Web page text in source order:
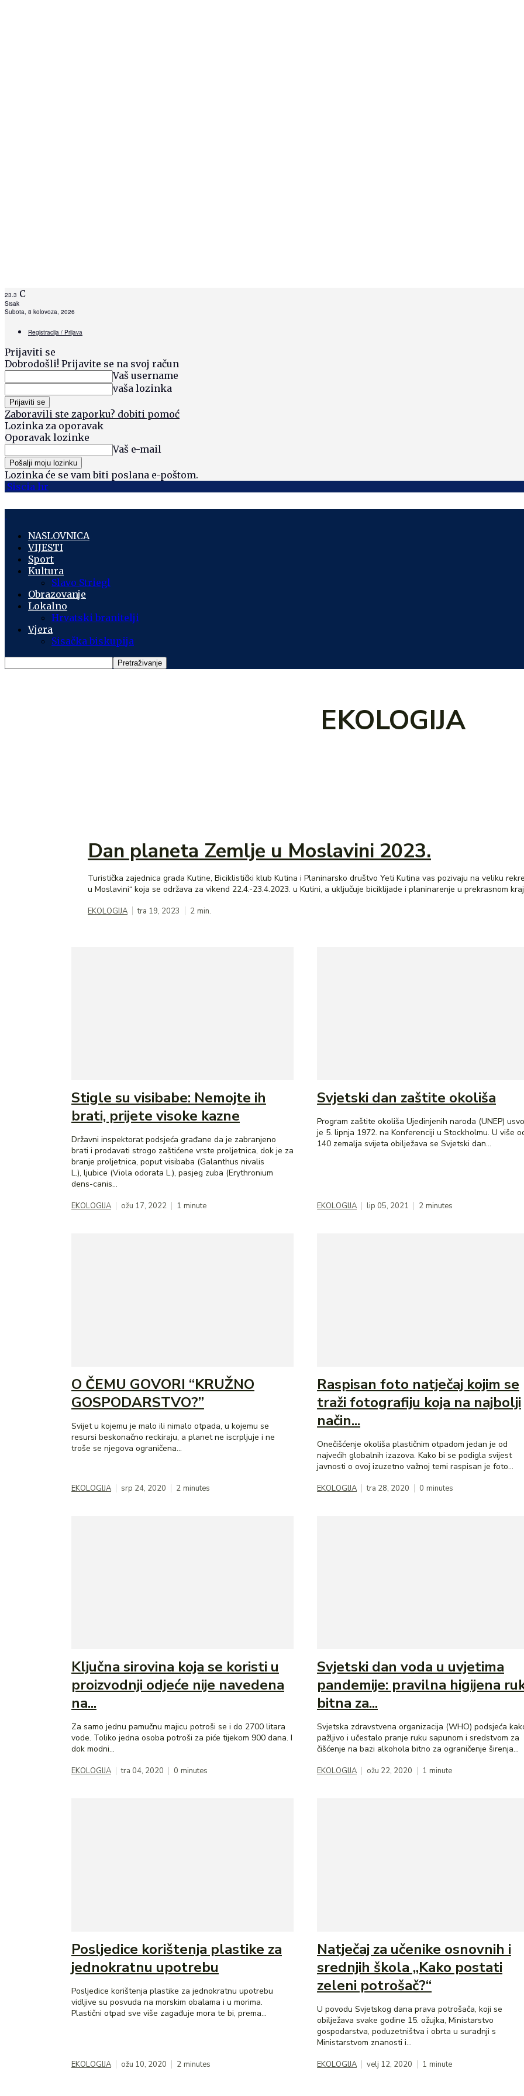
23.3 C
Sisak
Subota, 8 kolovoza, 2026
Registracija / Prijava
Prijaviti se
Dobrodošli! Prijavite se na svoj račun
Vaš username
vaša lozinka
Zaboravili ste zaporku? dobiti pomoć
Lozinka za oporavak
Oporavak lozinke
Vaš e-mail
Lozinka će se vam biti poslana e-poštom.
Siscia hr
NASLOVNICA
VIJESTI
Sport
Kultura
Slavo Striegl
Obrazovanje
Lokalno
Hrvatski branitelji
Vjera
Sisačka biskupija
EKOLOGIJA
Dan planeta Zemlje u Moslavini 2023.
Turistička zajednica grada Kutine, Biciklistički klub Kutina i Planinarsko društvo Yeti Kutina vas pozivaju na veliku
EKOLOGIJA tra 19, 2023 2 min.
Stigle su visibabe: Nemojte ih
brati, prijete visoke kazne
Državni inspektorat podsjeća građane da je zabranjeno
brati i prodavati strogo zaštićene vrste proljetnica, dok je za
branje proljetnica, poput visibaba (Galanthus nivalis
L.), ljubice (Viola odorata L.), pasjeg zuba (Erythronium
dens-canis...
EKOLOGIJA ožu 17, 2022 1 minute
Svjetski dan zaštite okoliša
Program zaštite okoliša Ujedinjenih naroda (UNEP)
je 5. lipnja 1972. na Konferenciji u Stockholmu. U više
140 zemalja svijeta obilježava se Svjetski dan...
EKOLOGIJA lip 05, 2021 2 minutes
O ČEMU GOVORI “KRUŽNO
GOSPODARSTVO?”
Svijet u kojemu je malo ili nimalo otpada, u kojemu se
resursi beskonačno reckiraju, a planet ne iscrpljuje i ne
troše se njegova ograničena...
EKOLOGIJA srp 24, 2020 2 minutes
Raspisan foto natječaj kojim se
traži fotografiju koja na najbolji
način...
Onečišćenje okoliša plastičnim otpadom jedan je od
najvećih globalnih izazova. Kako bi se podigla svijest
javnosti o ovoj izuzetno važnoj temi raspisan je foto...
EKOLOGIJA tra 28, 2020 0 minutes
Ključna sirovina koja se koristi u
proizvodnji odjeće nije navedena
na...
Za samo jednu pamučnu majicu potroši se i do 2700 litara
vode. Toliko jedna osoba potroši za piće tijekom 900 dana. I
dok modni...
EKOLOGIJA tra 04, 2020 0 minutes
Svjetski dan voda u uvjetima
pandemije: pravilna higijena
bitna za...
Svjetska zdravstvena organizacija (WHO) podsjeća
pažljivo i učestalo pranje ruku sapunom i sredstvom za
čišćenje na bazi alkohola bitno za ograničenje širenja...
EKOLOGIJA ožu 22, 2020 1 minute
Posljedice korištenja plastike za
jednokratnu upotrebu
Posljedice korištenja plastike za jednokratnu upotrebu
vidljive su posvuda na morskim obalama i u morima.
Plastični otpad sve više zagađuje mora te bi, prema...
EKOLOGIJA ožu 10, 2020 2 minutes
Natječaj za učenike osnovnih i
srednjih škola „Kako postati
zeleni potrošač?“
U povodu Svjetskog dana prava potrošača, koji se
obilježava svake godine 15. ožujka, Ministarstvo
gospodarstva, poduzetništva i obrta u suradnji s
Ministarstvom znanosti i...
EKOLOGIJA velj 12, 2020 1 minute